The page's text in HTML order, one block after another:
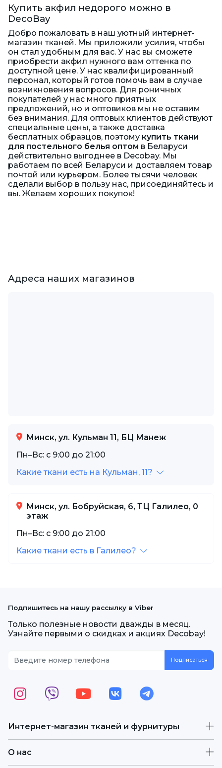
Купить акфил недорого можно в
DecoBay
Добро пожаловать в наш уютный интернет-
магазин тканей. Мы приложили усилия, чтобы
он стал удобным для вас. У нас вы сможете
приобрести акфил нужного вам оттенка по
доступной цене. У нас квалифицированный
персонал, который готов помочь вам в случае
возникновения вопросов. Для роничных
покупателей у нас много приятных
предложений, но и оптовиков мы не оставим
без внимания. Для оптовых клиентов действуют
специальные цены, а также доставка
бесплатных образцов, поэтому купить ткани
для постельного белья оптом в Беларуси
действительно выгоднее в Decobay. Мы
работаем по всей Беларуси и доставляем товар
почтой или курьером. Более тысячи человек
сделали выбор в пользу нас, присоединяйтесь и
вы. Желаем хороших покупок!
Адреса наших магазинов
Минск, ул. Кульман 11, БЦ Манеж
Пн–Вс: с 9:00 до 21:00
Какие ткани есть на Кульман, 11?
Минск, ул. Бобруйская, 6, ТЦ Галилео, 0
этаж
Пн–Вс: с 9:00 до 21:00
Какие ткани есть в Галилео?
Интернет-магазин тканей и фурнитуры
О нас
Подпишитесь на нашу рассылку в Viber
Только полезные новости дважды в месяц.
Узнайте первыми о скидках и акциях Decobay!